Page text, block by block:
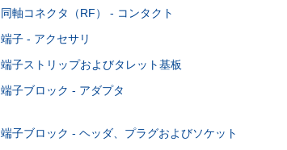
同軸コネクタ（RF） - コンタクト
端子 - アクセサリ
端子ストリップおよびタレット基板
端子ブロック - アダプタ
端子ブロック - ヘッダ、プラグおよびソケット